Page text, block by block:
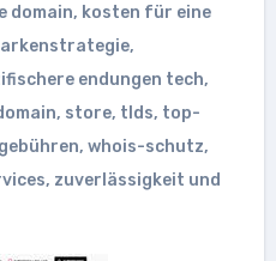
domain, kosten für eine
,
endungen tech,
, store, tlds, top-
, whois-schutz,
, zuverlässigkeit und